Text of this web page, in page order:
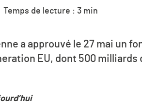
Temps de lecture : 3 min
a approuvé le 27 mai un
EU, dont 500